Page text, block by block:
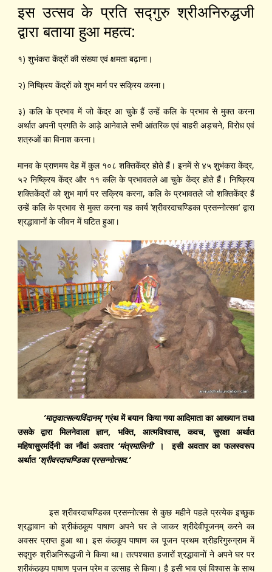
इस उत्सव के प्रति सद्‍गुरु श्रीअनिरुद्धजी
द्वारा बताया हुआ महत्व:
१) शुभंकरा केंद्रों की संख्या एवं क्षमता बढ़ाना।
२) निष्क्रिय केंद्रों को शुभ मार्ग पर सक्रिय करना।
३) कलि के प्रभाव में जो केंद्र आ चुके हैं उन्हें कलि के प्रभाव से मुक्त करना
अर्थात अपनी प्रगति के आड़े आनेवाले सभी आंतरिक एवं बाहरी अड़चने, विरोध एवं
शत्रुओं का विनाश करना।
मानव के प्राणमय देह में कुल १०८ शक्तिकेंद्र होते हैं। इनमें से ४५ शुभंकरा केंद्र,
५२ निष्क्रिय केंद्र और ११ कलि के प्रभावतले आ चुके केंद्र होते हैं। निष्क्रिय
शक्तिकेंद्रों को शुभ मार्ग पर सक्रिय करना, कलि के प्रभावतले जो शक्तिकेंद्र हैं
उन्हें कलि के प्रभाव से मुक्त करना यह कार्य ’श्रीवरदाचण्डिका प्रसन्नोत्सव’ द्वारा
श्रद्धावानों के जीवन में घटित हुआ।
’मातृवात्सल्यविंदानम्’ग्रंथ में बयान किया गया आदिमाता का आख्यान तथा
उसके द्वारा मिलनेवाला ज्ञान, भक्ति, आत्मविश्‍वास, कवच, सुरक्षा अर्थात
महिषासुरमर्दिनी का नौंवां अवतार ‘मंत्रमालिनी’ । इसी अवतार का फलस्वरूप
अर्थात ‘श्रीवरदाचण्डिका प्रसन्नोत्सव.’
इस श्रीवरदाचण्डिका प्रसन्नोत्सव से कुछ महीने पहले प्रत्येक इच्छुक
श्रद्धावान को श्रीकंठकूप पाषाण अपने घर ले जाकर श्रीदेवीपूजनम्‌ करने का
अवसर प्राप्त हुआ था। इस कंठकूप पाषाण का पूजन प्रथम श्रीहरिगुरुग्राम में
सद्‍गुरु श्रीअनिरूद्धजी ने किया था। तत्पश्चात हजारों श्रद्धावानों ने अपने घर पर
श्रीकंठकूप पाषाण पूजन प्रेम व उत्साह से किया। है इसी भाव एवं विश्वास के साथ